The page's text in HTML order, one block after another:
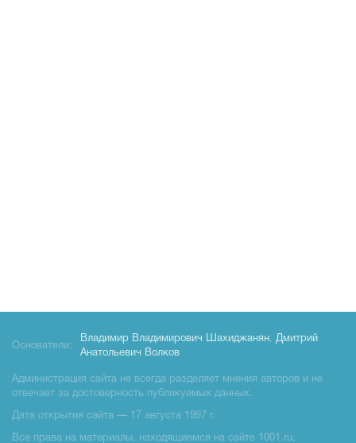
Основатели:
Владимир Владимирович Шахиджанян, Дмитрий
Анатольевич Волков
Администрация сайта не всегда разделяет мнения авторов и не
отвечает за достоверность публикуемых данных.
Дата открытия сайта — 17 августа 1997 г.
Все права на материалы, находящиемся на сайте 1001.ru,